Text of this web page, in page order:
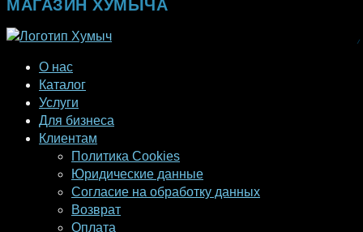
МАГАЗИН ХУМЫЧА
О нас
Каталог
Услуги
Для бизнеса
Клиентам
Политика Cookies
Юридические данные
Согласие на обработку данных
Возврат
Оплата